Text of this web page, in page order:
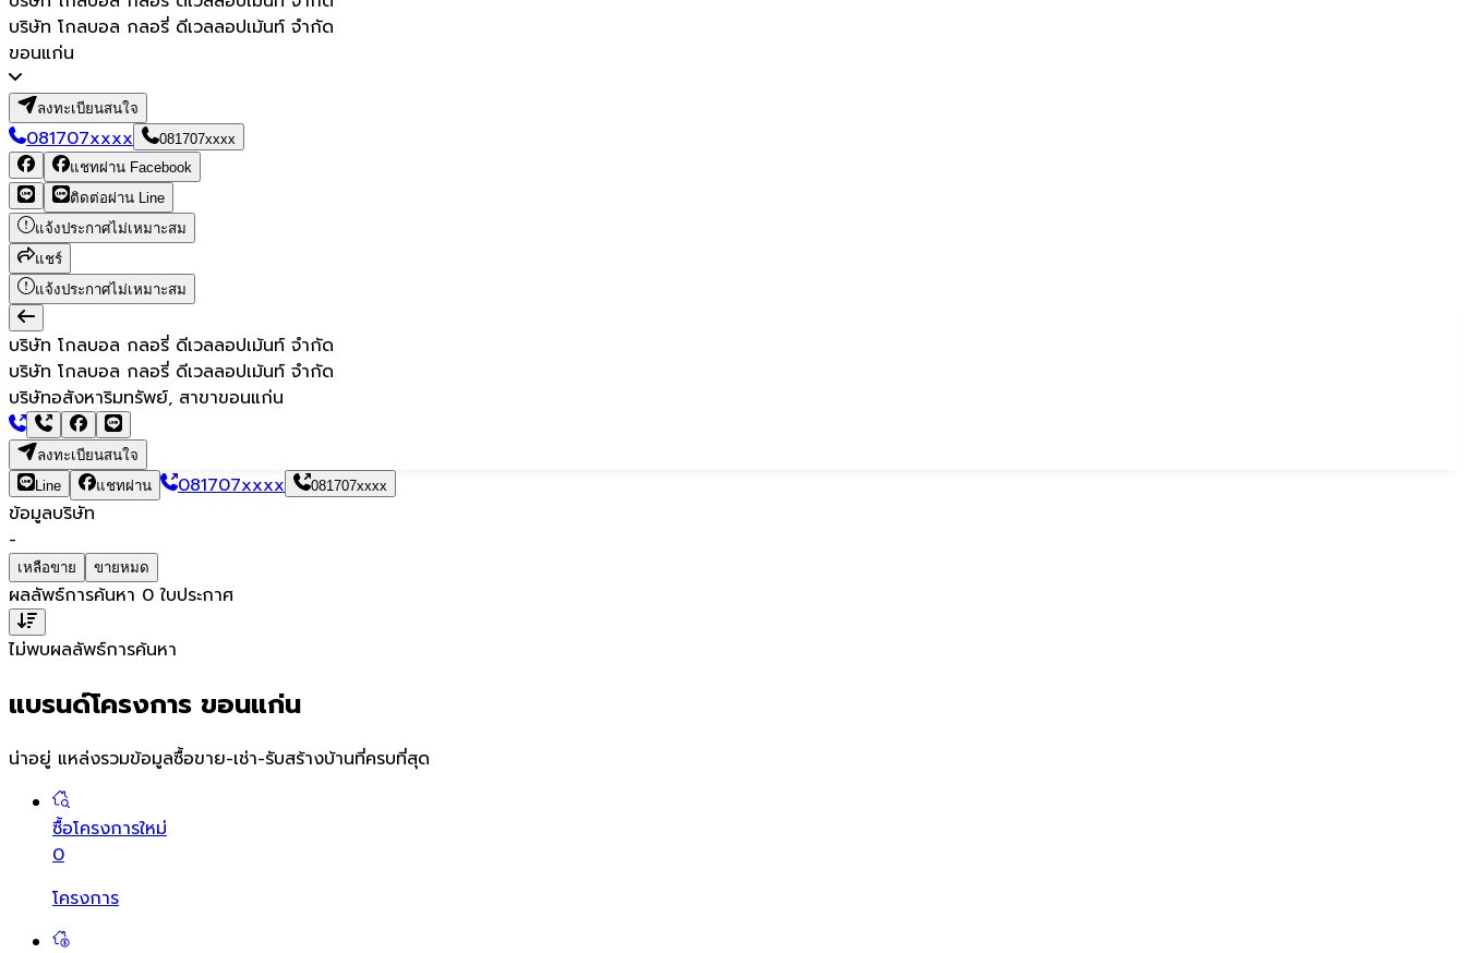
บริษัท โกลบอล กลอรี่ ดีเวลลอปเม้นท์ จำกัด
ขอนแก่น
ลงทะเบียนสนใจ
081707xxxx
081707xxxx
แชทผ่าน Facebook
ติดต่อผ่าน Line
แจ้งประกาศไม่เหมาะสม
แชร์
แจ้งประกาศไม่เหมาะสม
บริษัท โกลบอล กลอรี่ ดีเวลลอปเม้นท์ จำกัด
บริษัท โกลบอล กลอรี่ ดีเวลลอปเม้นท์ จำกัด
บริษัทอสังหาริมทรัพย์, สาขาขอนแก่น
ลงทะเบียนสนใจ
Line
แชทผ่าน 081707xxxx 081707xxxx
ข้อมูลบริษัท
-
เหลือขาย ขายหมด
ผลลัพธ์การค้นหา 0 ใบประกาศ
ไม่พบผลลัพธ์การค้นหา
แบรนด์โครงการ ขอนแก่น
น่าอยู่ แหล่งรวมข้อมูลซื้อขาย-เช่า-รับสร้างบ้านที่ครบที่สุด
ซื้อโครงการใหม่
0
โครงการ